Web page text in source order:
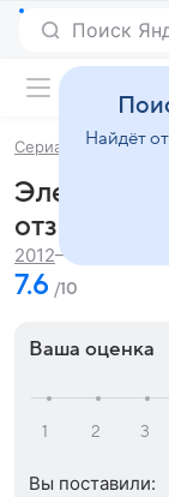
Поиск
Сериалы
отзывы и
2012— 2019
7.6 /10
Ваша оценка
Вы поставили:
Найдёт